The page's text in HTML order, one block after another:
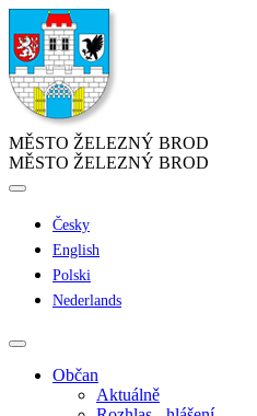
MĚSTO ŽELEZNÝ BROD
MĚSTO ŽELEZNÝ BROD
Česky
English
Polski
Nederlands
Občan
Aktuálně